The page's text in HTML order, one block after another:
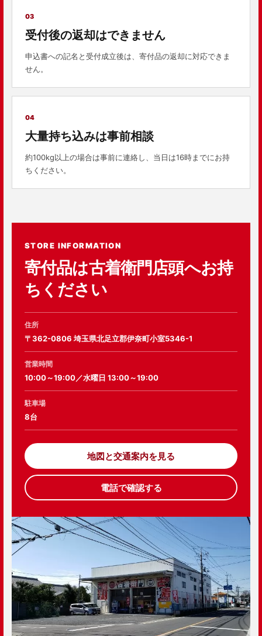
03
受付後の返却はできません
申込書への記名と受付成立後は、寄付品の返却に対応できま
せん。
04
大量持ち込みは事前相談
約100kg以上の場合は事前に連絡し、当日は16時までにお持
ちください。
STORE INFORMATION
寄付品は古着衛門店頭へお持
ちください
住所
〒362-0806 埼玉県北足立郡伊奈町小室5346-1
営業時間
10:00～19:00／水曜日 13:00～19:00
駐車場
8台
地図と交通案内を見る
電話で確認する